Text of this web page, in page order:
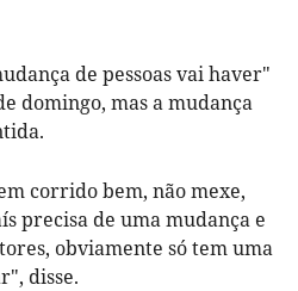
de pessoas vai haver"
domingo, mas a mudança
corrido bem, não mexe,
precisa de uma mudança e
obviamente só tem uma
disse.